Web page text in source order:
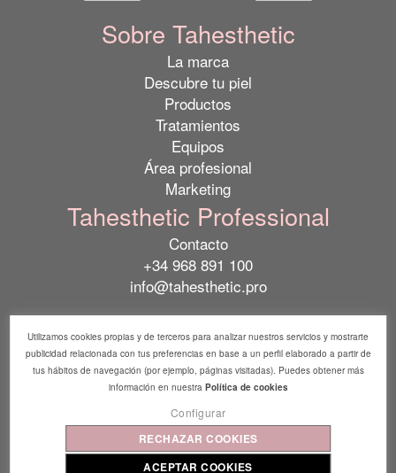
Utilizamos cookies propias y de terceros para analizar nuestros servicios y mostrarte
publicidad relacionada con tus preferencias en base a un perfil elaborado a partir de
tus hábitos de navegación (por ejemplo, páginas visitadas). Puedes obtener más
información en nuestra Política de cookies
Configurar
RECHAZAR COOKIES
ACEPTAR COOKIES
Sobre Tahesthetic
La marca
Descubre tu piel
Productos
Tratamientos
Equipos
Área profesional
Marketing
Tahesthetic Professional
Contacto
+34 968 891 100
info@tahesthetic.pro
2026 © Tahesthetic Professional. All rights reserved.
Aviso legal Política de cookies